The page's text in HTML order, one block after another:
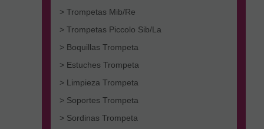
> Trompetas Mib/Re
> Trompetas Piccolo Sib/La
> Boquillas Trompeta
> Estuches Trompeta
> Limpieza Trompeta
> Soportes Trompeta
> Sordinas Trompeta